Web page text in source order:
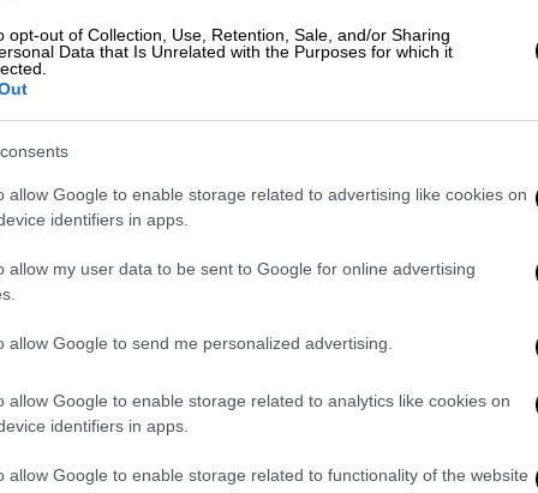
opt-out of Collection, Use, Retention, Sale, and/or Sharing
Data that Is Unrelated with the Purposes for which it
allow Google to enable storage related to advertising like cookies on
identifiers in apps.
allow my user data to be sent to Google for online advertising
allow Google to send me personalized advertising.
allow Google to enable storage related to analytics like cookies on
identifiers in apps.
allow Google to enable storage related to functionality of the website